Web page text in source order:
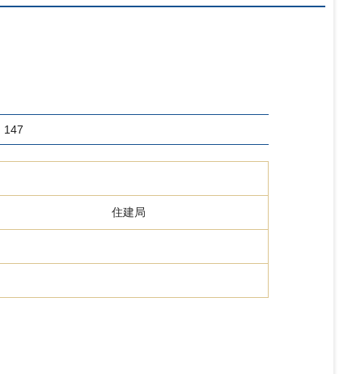
147
住建局